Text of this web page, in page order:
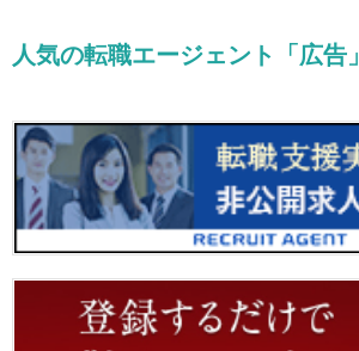
人気の転職エージェント「広告」